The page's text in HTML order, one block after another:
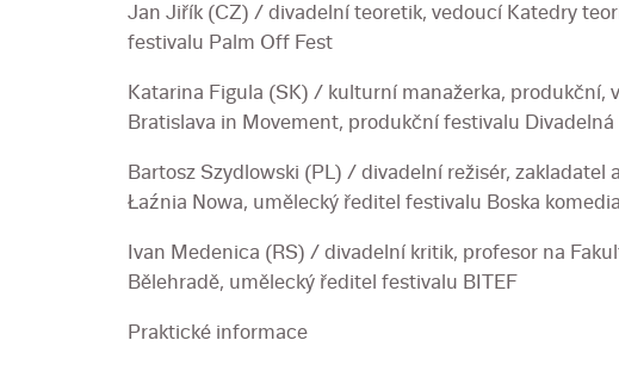
Jan Jiřík (CZ) / divadelní teoretik, vedoucí Katedry
festivalu Palm Off Fest
Katarina Figula (SK) / kulturní manažerka, produkční,
Bratislava in Movement, produkční festivalu Divadelná
Bartosz Szydlowski (PL) / divadelní režisér, zakladatel
Łaźnia Nowa, umělecký ředitel festivalu Boska komedia
Ivan Medenica (RS) / divadelní kritik, profesor na
Bělehradě, umělecký ředitel festivalu BITEF
Praktické informace